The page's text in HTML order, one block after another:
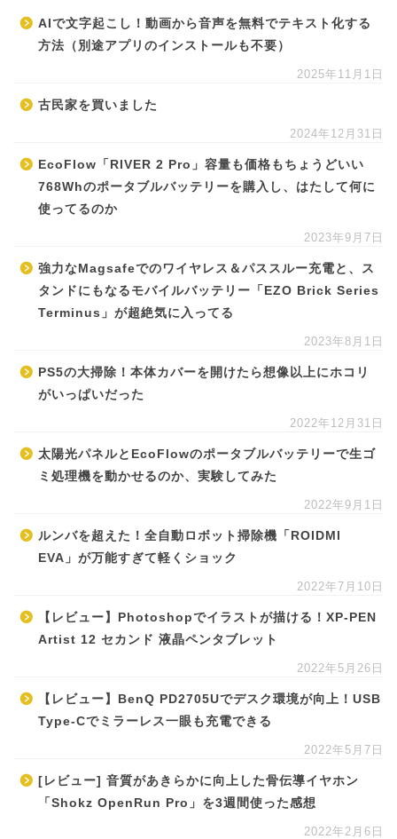
AIで文字起こし！動画から音声を無料でテキスト化する
方法（別途アプリのインストールも不要）
2025年11月1日
古民家を買いました
2024年12月31日
EcoFlow「RIVER 2 Pro」容量も価格もちょうどいい
768Whのポータブルバッテリーを購入し、はたして何に
使ってるのか
2023年9月7日
強力なMagsafeでのワイヤレス＆パススルー充電と、ス
タンドにもなるモバイルバッテリー「EZO Brick Series
Terminus」が超絶気に入ってる
2023年8月1日
PS5の大掃除！本体カバーを開けたら想像以上にホコリ
がいっぱいだった
2022年12月31日
太陽光パネルとEcoFlowのポータブルバッテリーで生ゴ
ミ処理機を動かせるのか、実験してみた
2022年9月1日
ルンバを超えた！全自動ロボット掃除機「ROIDMI
EVA」が万能すぎて軽くショック
2022年7月10日
【レビュー】Photoshopでイラストが描ける！XP-PEN
Artist 12 セカンド 液晶ペンタブレット
2022年5月26日
【レビュー】BenQ PD2705Uでデスク環境が向上！USB
Type-Cでミラーレス一眼も充電できる
2022年5月7日
[レビュー] 音質があきらかに向上した骨伝導イヤホン
「Shokz OpenRun Pro」を3週間使った感想
2022年2月6日